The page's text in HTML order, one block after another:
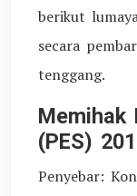
berikut
secara
tenggang.
Memihak
(PES)
Penyebar: